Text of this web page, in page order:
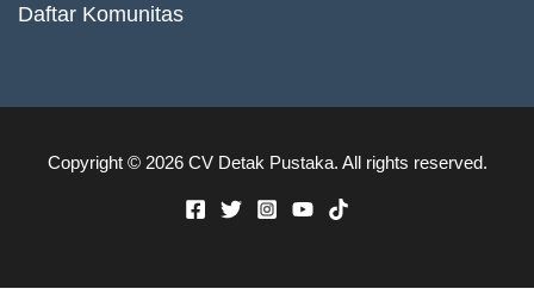
Daftar Komunitas
Copyright © 2026 CV Detak Pustaka. All rights reserved.